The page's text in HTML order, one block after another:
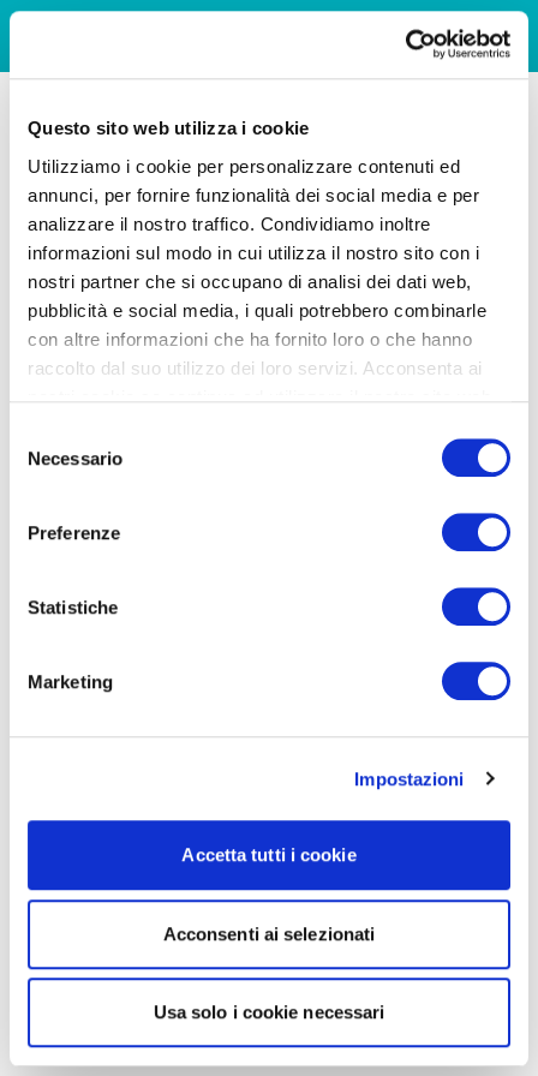
Questo sito web utilizza i cookie
Utilizziamo i cookie per personalizzare contenuti ed
annunci, per fornire funzionalità dei social media e per
analizzare il nostro traffico. Condividiamo inoltre
informazioni sul modo in cui utilizza il nostro sito con i
nostri partner che si occupano di analisi dei dati web,
pubblicità e social media, i quali potrebbero combinarle
con altre informazioni che ha fornito loro o che hanno
raccolto dal suo utilizzo dei loro servizi. Acconsenta ai
delNecessario
Preferenze
Statistiche
Marketing
Impostazioni
Accetta tutti i cookie
Acconsenti ai selezionati
Usa solo i cookie necessari